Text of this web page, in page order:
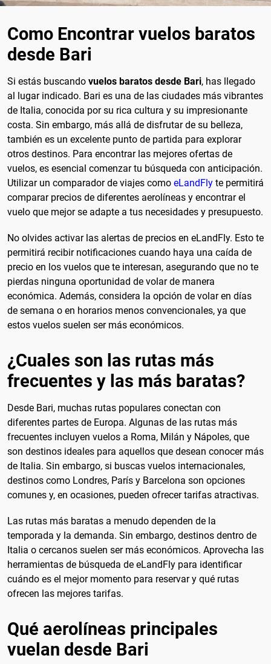
Como Encontrar vuelos baratos
desde Bari
Si estás buscando vuelos baratos desde Bari, has llegado
al lugar indicado. Bari es una de las ciudades más vibrantes
de Italia, conocida por su rica cultura y su impresionante
costa. Sin embargo, más allá de disfrutar de su belleza,
también es un excelente punto de partida para explorar
otros destinos. Para encontrar las mejores ofertas de
vuelos, es esencial comenzar tu búsqueda con anticipación.
Utilizar un comparador de viajes como eLandFly te permitirá
comparar precios de diferentes aerolíneas y encontrar el
vuelo que mejor se adapte a tus necesidades y presupuesto.
No olvides activar las alertas de precios en eLandFly. Esto te
permitirá recibir notificaciones cuando haya una caída de
precio en los vuelos que te interesan, asegurando que no te
pierdas ninguna oportunidad de volar de manera
económica. Además, considera la opción de volar en días
de semana o en horarios menos convencionales, ya que
estos vuelos suelen ser más económicos.
¿Cuales son las rutas más
frecuentes y las más baratas?
Desde Bari, muchas rutas populares conectan con
diferentes partes de Europa. Algunas de las rutas más
frecuentes incluyen vuelos a Roma, Milán y Nápoles, que
son destinos ideales para aquellos que desean conocer más
de Italia. Sin embargo, si buscas vuelos internacionales,
destinos como Londres, París y Barcelona son opciones
comunes y, en ocasiones, pueden ofrecer tarifas atractivas.
Las rutas más baratas a menudo dependen de la
temporada y la demanda. Sin embargo, destinos dentro de
Italia o cercanos suelen ser más económicos. Aprovecha las
herramientas de búsqueda de eLandFly para identificar
cuándo es el mejor momento para reservar y qué rutas
ofrecen las mejores tarifas.
Qué aerolíneas principales
vuelan desde Bari